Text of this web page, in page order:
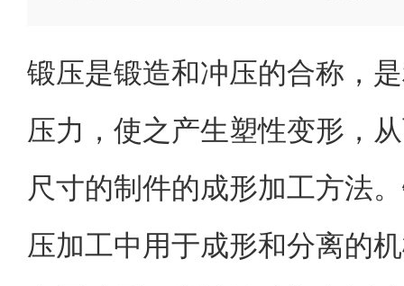
锻压是锻造和冲压的合称，
压力，使之产生塑性变形，
尺寸的制件的成形加工方法
压加工中用于成形和分离的